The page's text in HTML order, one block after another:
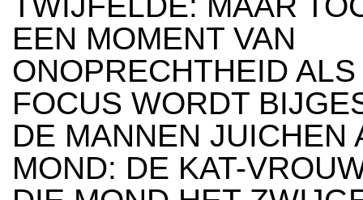
EEN MOMENT VAN
ONOPRECHTHEID
FOCUS WORDT
DE MANNEN JUICHEN
MOND: DE KAT-